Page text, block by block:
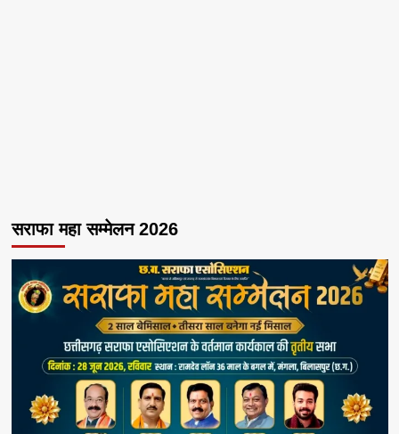
सराफा महा सम्मेलन 2026